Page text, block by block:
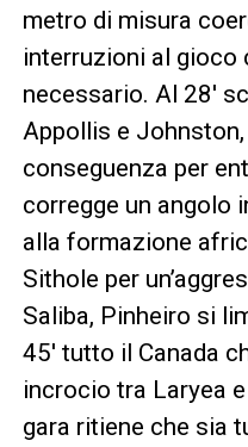
metro di misura
interruzioni al gioco
necessario. Al 28′
Appollis e
conseguenza per
corregge un angolo
alla formazione
Sithole per
Saliba, Pinheiro si
45′ tutto il Canada
incrocio tra Laryea
gara ritiene che sia